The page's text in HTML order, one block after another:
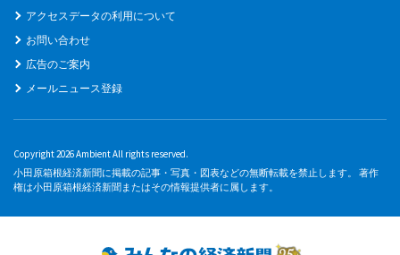
アクセスデータの利用について
お問い合わせ
広告のご案内
メールニュース登録
Copyright 2026 Ambient All rights reserved.
小田原箱根経済新聞に掲載の記事・写真・図表などの無断転載を禁止します。 著作
権は小田原箱根経済新聞またはその情報提供者に属します。